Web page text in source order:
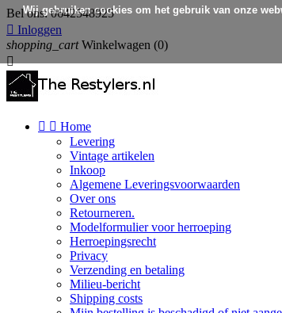
Bel ons:0642548925
 Inloggen
shopping_cart Winkelwagen (0)

  Home
Levering
Vintage artikelen
Inkoop
Algemene Leveringsvoorwaarden
Over ons
Retourneren.
Modelformulier voor herroeping
Herroepingsrecht
Privacy
Verzending en betaling
Milieu-bericht
Shipping costs
Wij gebruiken cookies om het gebruik van onze